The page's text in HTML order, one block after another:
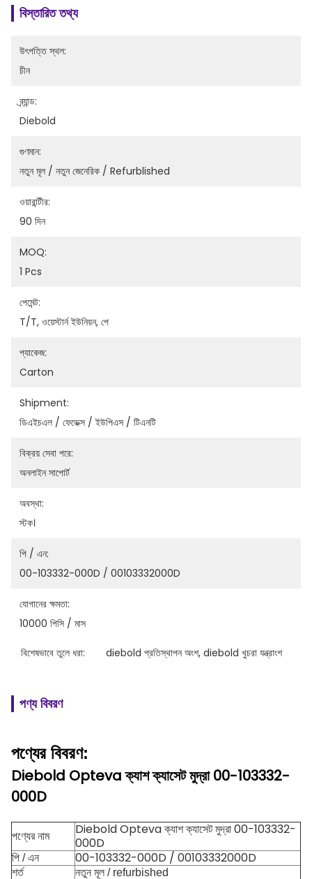
বিস্তারিত তথ্য
উৎপত্তি স্থল:
চীন
ব্র্যান্ড:
Diebold
গুণমান:
নতুন মূল / নতুন জেনেরিক / Refurblished
ওয়ারান্টীর:
90 দিন
MOQ:
1 Pcs
পেমেন্ট:
T/T, ওয়েস্টার্ন ইউনিয়ন, পে
প্যাকেজ:
Carton
Shipment:
ডিএইচএল / ফেডেক্স / ইউপিএস / টিএনটি
বিক্রয় সেবা পরে:
অনলাইন সাপোর্ট
অবস্থা:
স্টক।
পি / এন:
00-103332-000D / 00103332000D
যোগানের ক্ষমতা:
10000 পিসি / মাস
বিশেষভাবে তুলে ধরা: diebold প্রতিস্থাপন অংশ, diebold খুচরা যন্ত্রাংশ
পণ্য বিবরণ
পণ্যের বিবরণ:
Diebold Opteva ক্যাশ ক্যাসেট মুদ্রা 00-103332-
000D
পণ্যের নাম
Diebold Opteva ক্যাশ ক্যাসেট মুদ্রা 00-103332-
000D
পি / এন 00-103332-000D / 00103332000D
শর্ত
নতুন মূল / refurbished